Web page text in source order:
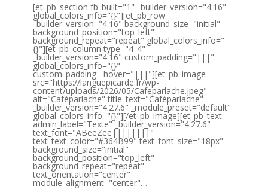
[et_pb_section fb_built="1" _builder_version="4.16"
global_colors_info="{}"][et_pb_row
_builder_version="4.16" background_size="initial"
background_position="top_left"
background_repeat="repeat" global_colors_info="
{}"][et_pb_column type="4_4"
_builder_version="4.16" custom_padding="|||"
global_colors_info="{}"
custom_padding__hover="|||"][et_pb_image
src="https://languepicarde.fr/wp-
content/uploads/2026/05/Cafeparlache.jpeg"
alt="Caféparlache" title_text="Caféparlache"
_builder_version="4.27.6" _module_preset="default"
global_colors_info="{}"][/et_pb_image][et_pb_text
admin_label="Texte" _builder_version="4.27.6"
text_font="ABeeZee||||||||"
text_text_color="#364B99" text_font_size="18px"
background_size="initial"
background_position="top_left"
background_repeat="repeat"
text_orientation="center"
module_alignment="center"…